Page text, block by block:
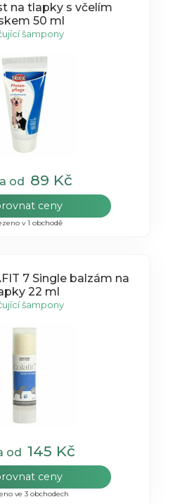
na tlapky s včelím
50 ml
šampony
od 89 Kč
ceny
v 1 obchodě
7 Single balzám na
22 ml
šampony
od 145 Kč
ceny
ve 3 obchodech